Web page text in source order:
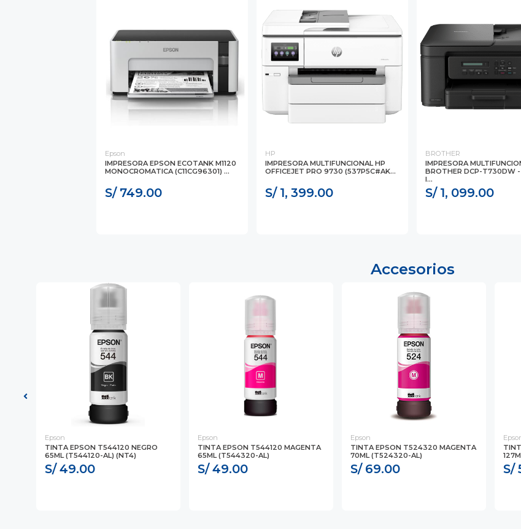
Epson
IMPRESORA EPSON ECOTANK M1120
MONOCROMATICA (C11CG96301) ...
S/ 749.00
HP
IMPRESORA MULTIFUNCIONAL HP
OFFICEJET PRO 9730 (537P5C#AK...
S/ 1, 399.00
BROTHER
IMPRESORA
BROTHER DCP-T730DW -
I...
S/ 1, 099.00
Accesorios
Epson
TINTA EPSON T544120 NEGRO
65ML (T544120-AL) (NT4)
S/ 49.00
Epson
TINTA EPSON T544120 MAGENTA
65ML (T544320-AL)
S/ 49.00
Epson
TINTA EPSON T524320 MAGENTA
70ML (T524320-AL)
S/ 69.00 S/